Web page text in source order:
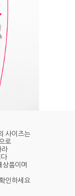
사이즈는
로
라
상품이며
인하세요